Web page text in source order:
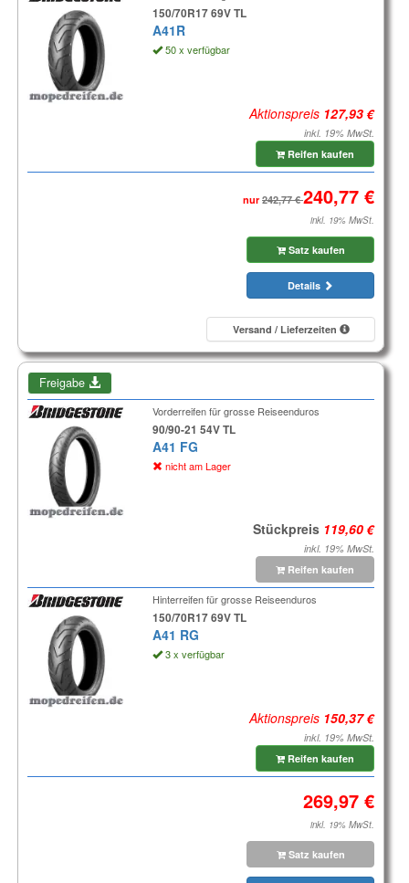
150/70R17 69V TL
A41R
50 x verfügbar
Aktionspreis
inkl. 19% MwSt.
Reifen kaufen
nur
inkl. 19% MwSt.
Satz kaufen
Details
Versand / Lieferzeiten
Freigabe
Vorderreifen für grosse Reiseenduros
90/90-21 54V TL
A41 FG
nicht am Lager
Stückpreis
inkl. 19% MwSt.
Reifen kaufen
Hinterreifen für grosse Reiseenduros
150/70R17 69V TL
A41 RG
3 x verfügbar
Aktionspreis
inkl. 19% MwSt.
Reifen kaufen
inkl. 19% MwSt.
Satz kaufen